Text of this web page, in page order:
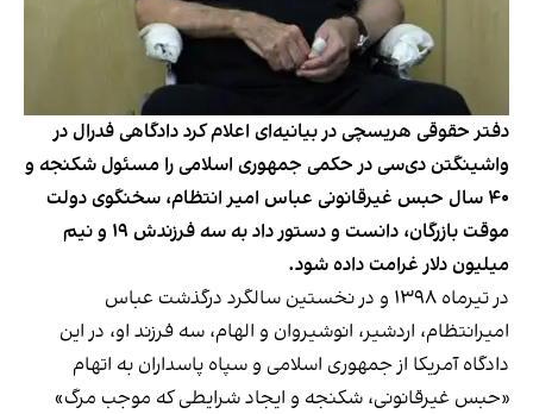
دفتر حقوقی هریسچی در بیانیه‌ای اعلام کرد دادگاهی فدرال در
واشینگتن‌ دی‌سی در حکمی جمهوری اسلامی را مسئول شکنجه و
۴۰ سال حبس غیرقانونی عباس امیر انتظام، سخنگوی دولت
موقت بازرگان، دانست و دستور داد به سه فرزندش ۱۹ و نیم
میلیون دلار غرامت داده شود.
در تیرماه ۱۳۹۸ و در نخستین سالگرد درگذشت عباس
امیرانتظام، اردشیر، انوشیروان و الهام، سه فرزند او، در این
دادگاه آمریکا از جمهوری اسلامی و سپاه پاسداران به اتهام
«حبس غیرقانونی، شکنجه و ایجاد شرایطی که موجب مرگ»